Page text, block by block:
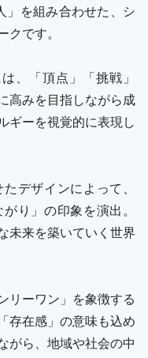
」を組み合わせた、シ
です。
、「頂点」「挑戦」
高みを目指しながら成
ギーを視覚的に表現し
デザインによって、
り」の印象を演出。
未来を築いていく世界
リーワン」を象徴する
存在感」の意味も込め
がら、地域や社会の中